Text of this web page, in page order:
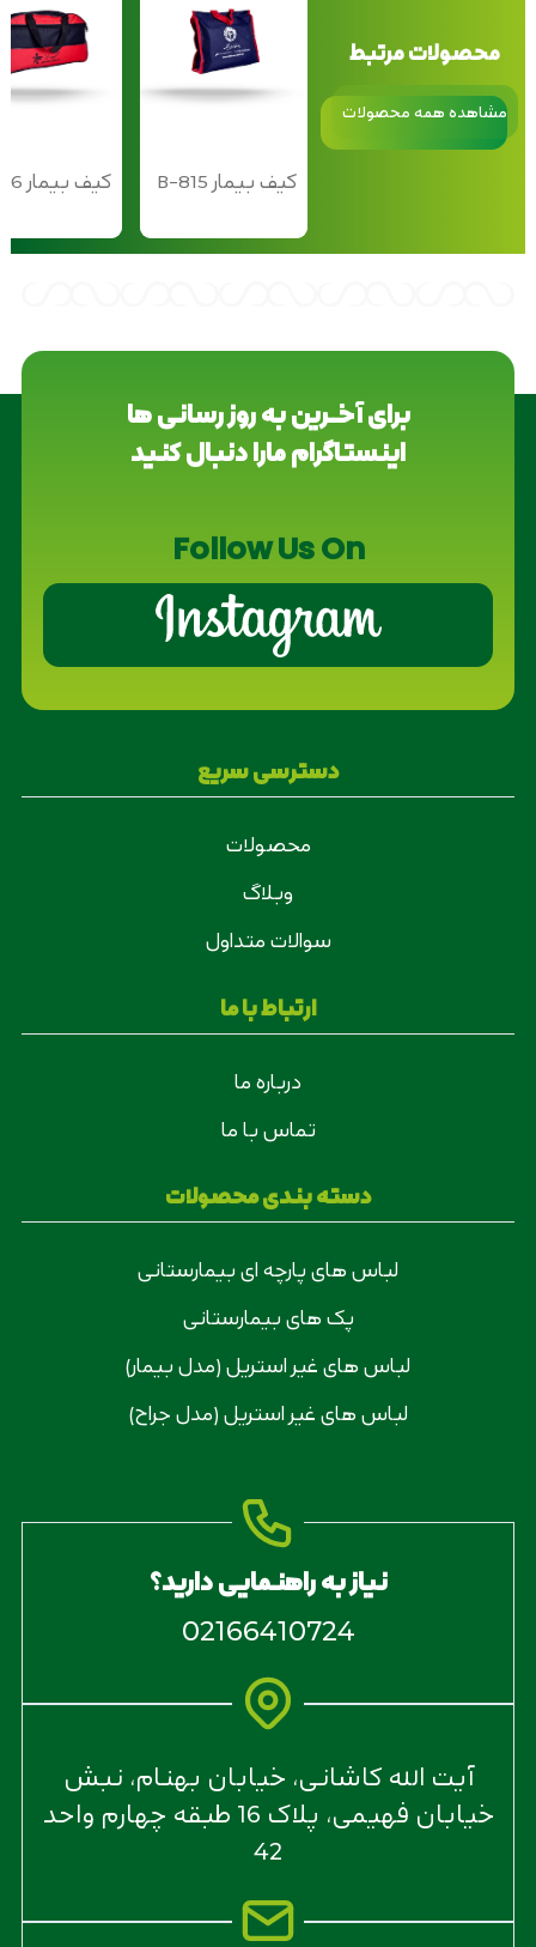
محصولات مرتبط
مشاهده همه محصولات
کیف بیمار B-815 کیف بیمار B-816
برای آخــرین به روز رسانی ها
اینستاگرام مارا دنبال کنید
Follow Us On
دسترسی سریع
محصولات
وبلاگ
سوالات متداول
ارتباط با ما
درباره ما
تماس با ما
دسته بندی محصولات
لباس های پارچه ای بیمارستانی
پک های بیمارستانی
لباس های غیر استریل (مدل بیمار)
لباس های غیر استریل (مدل جراح)
نیاز به راهنمایی دارید؟
02166410724
آیت الله کاشانی، خیابان بهنام، نبش
خیابان فهیمی، پلاک 16 طبقه چهارم واحد
42